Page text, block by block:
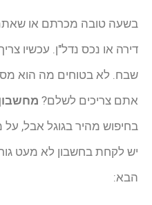
בשעה טובה מכרתם או שאתם
דירה או נכס נדל"ן. עכשיו
שבח. לא בטוחים מה הוא מס
אתם צריכים לשלם?מחשבון
בחיפוש מהיר בגוגל אבל, על
יש לקחת בחשבון לא מעט
הבא: